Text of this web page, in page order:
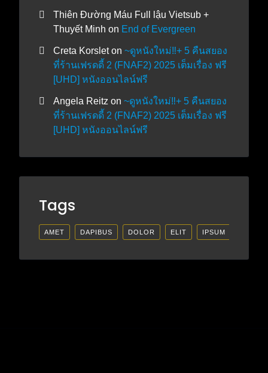
Thiên Đường Máu Full lậu Vietsub +
Thuyết Minh on End of Evergreen
Creta Korsleton ~ดูหนังใหม่‼️+ 5 คืนสยอง
ที่ร้านเฟรดดี้ 2 (FNAF2) 2025 เต็มเรื่อง ฟรี
[UHD] หนังออนไลน์ฟรี
Angela Reitz on ~ดูหนังใหม่‼️+ 5 คืนสยอง
ที่ร้านเฟรดดี้ 2 (FNAF2) 2025 เต็มเรื่อง ฟรี
[UHD] หนังออนไลน์ฟรี
Tags
AMET DAPIBUS DOLOR ELIT IPSUM